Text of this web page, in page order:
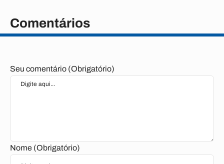
Comentários
Seu comentário (Obrigatório)
Nome (Obrigatório)